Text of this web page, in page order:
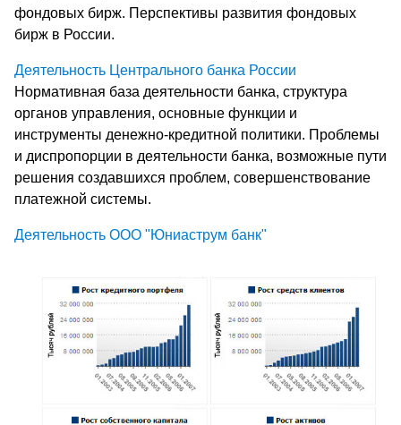
фондовых бирж. Перспективы развития фондовых
бирж в России.
Деятельность Центрального банка России
Нормативная база деятельности банка, структура
органов управления, основные функции и
инструменты денежно-кредитной политики. Проблемы
и диспропорции в деятельности банка, возможные пути
решения создавшихся проблем, совершенствование
платежной системы.
Деятельность ООО "Юниаструм банк"